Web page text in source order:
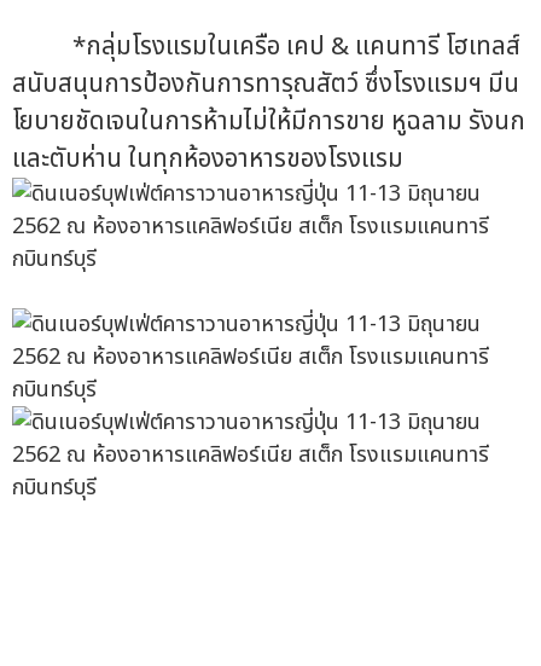
*กลุ่มโรงแรมในเครือ เคป & แคนทารี โฮเทลส์
สนับสนุนการป้องกันการทารุณสัตว์ ซึ่งโรงแรมฯ มีน
โยบายชัดเจนในการห้ามไม่ให้มีการขาย หูฉลาม รังนก
และตับห่าน ในทุกห้องอาหารของโรงแรม